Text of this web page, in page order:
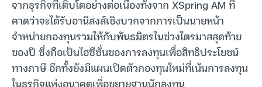
จากธุรกิจที่เติบโตอย่างต่อเนื่องทั้งจาก XSpring AM ที่
คาดว่าจะได้รับอานิสงส์เชิงบวกจากการเป็นนายหน้า
จำหน่ายกองทุนรวมให้กับพันธมิตรในช่วงไตรมาสสุดท้าย
ของปี ซึ่งถือเป็นไฮซีซั่นของการลงทุนเพื่อสิทธิประโยชน์
ทางภาษี อีกทั้งยังมีแผนเปิดตัวกองทุนใหม่ที่เน้นการลงทุน
ในธุรกิจแห่งอนาคตเพื่อขยายฐานนักลงทุน